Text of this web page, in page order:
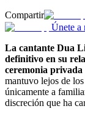
Compartir
Únete a
La cantante Dua
definitivo en su
ceremonia
mantuvo lejos de
únicamente a
discreción que ha